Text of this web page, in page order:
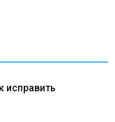
исправить